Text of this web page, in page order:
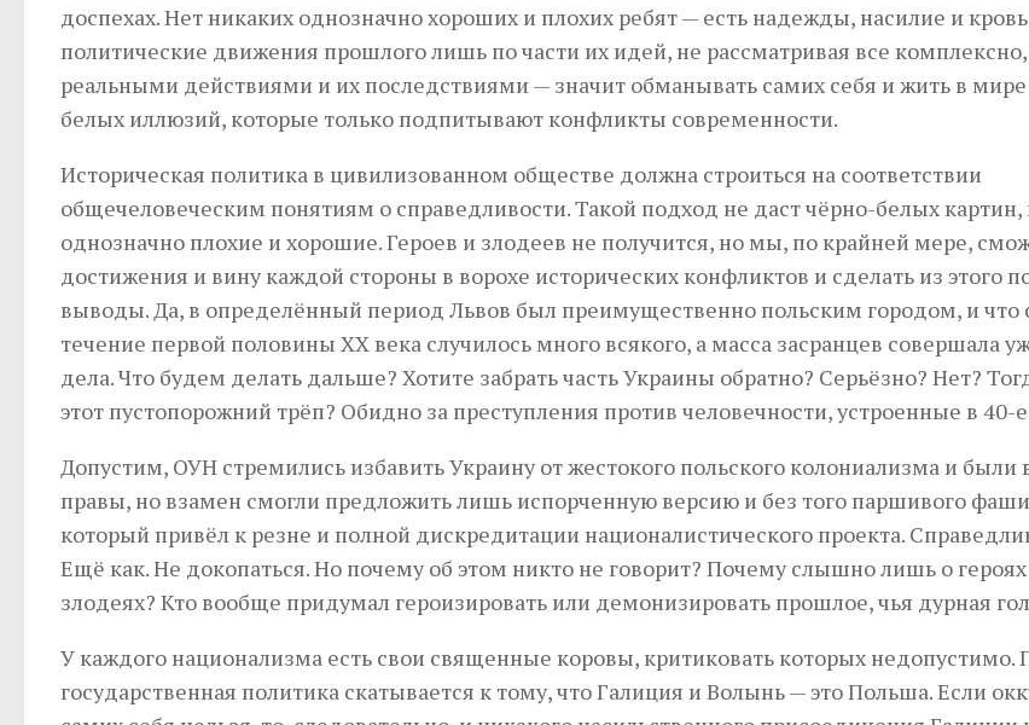
доспехах. Нет никаких однозначно хороших и плохих ребят — есть надежды, насилие и
политические движения прошлого лишь по части их идей, не рассматривая все комплексно,
реальными действиями и их последствиями — значит обманывать самих себя и жить в
белых иллюзий, которые только подпитывают конфликты современности.
Историческая политика в цивилизованном обществе должна строиться на соответствии
общечеловеческим понятиям о справедливости. Такой подход не даст чёрно-белых картин,
однозначно плохие и хорошие. Героев и злодеев не получится, но мы, по крайней мере,
достижения и вину каждой стороны в ворохе исторических конфликтов и сделать из этого
выводы. Да, в определённый период Львов был преимущественно польским городом, и что
течение первой половины ХХ века случилось много всякого, а масса засранцев совершала
дела. Что будем делать дальше? Хотите забрать часть Украины обратно? Серьёзно? Нет?
этот пустопорожний трёп? Обидно за преступления против человечности, устроенные в 40-
Допустим, ОУН стремились избавить Украину от жестокого польского колониализма и были
правы, но взамен смогли предложить лишь испорченную версию и без того паршивого
который привёл к резне и полной дискредитации националистического проекта.
Ещё как. Не докопаться. Но почему об этом никто не говорит? Почему слышно лишь о
злодеях? Кто вообще придумал героизировать или демонизировать прошлое, чья дурная
У каждого национализма есть свои священные коровы, критиковать которых недопустимо.
государственная политика скатывается к тому, что Галиция и Волынь — это Польша. Если